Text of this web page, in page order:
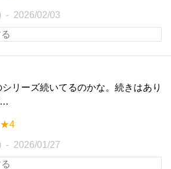
2026/02/03
シリーズ続いてるのかな。続きはあり
…
★4
2026/01/27